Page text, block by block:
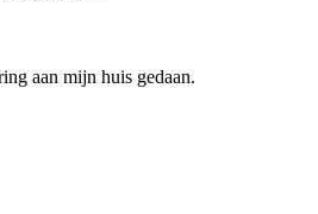
aan mijn huis gedaan.